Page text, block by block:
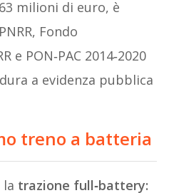
milioni di euro, è
Fondo
e PON‑PAC 2014‑2020
a evidenza pubblica
treno a batteria
trazione full‑battery: